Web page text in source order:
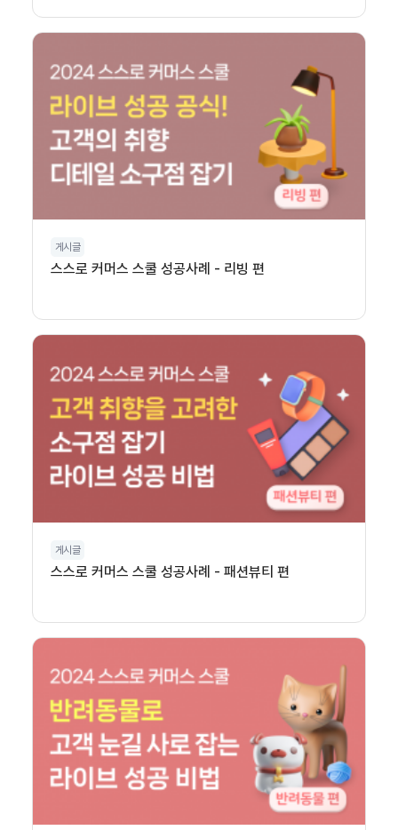
게시글
스스로 커머스 스쿨 성공사례 - 리빙 편
게시글
스스로 커머스 스쿨 성공사례 - 패션뷰티 편